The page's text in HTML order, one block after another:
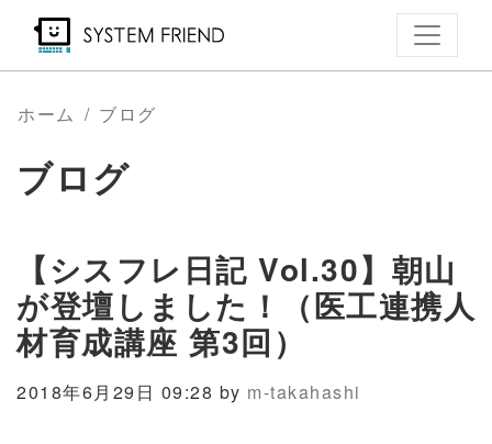
ン
コ
動
ホーム ブログ
ブログ
【シスフレ日記 Vol.30】朝山
が登壇しました！（医工連携人
材育成講座 第3回）
2018年6月29日 09:28 by m-takahashi